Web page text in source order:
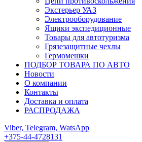
Экстерьер УАЗ
Электрооборудование
Ящики экспедиционные
Товары для автотуризма
Грязезащитные чехлы
Гермомешки
ПОДБОР ТОВАРА ПО АВТО
Новости
О компании
Контакты
Доставка и оплата
РАСПРОДАЖА
Viber, Telegram, WatsApp
+375-44-4728131